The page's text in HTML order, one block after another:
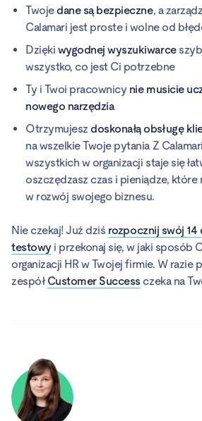
Twoje dane są bezpieczne, a
Calamari jest proste i wolne od
Dzięki wygodnej wyszukiwarce
wszystko, co jest Ci potrzebne
Ty i Twoi pracownicy nie musicie
nowego narzędzia
Otrzymujesz doskonałą obsługę
na wszelkie Twoje pytania Z
wszystkich w organizacji staje się
oszczędzasz czas i pieniądze,
w rozwój swojego biznesu.
Nie czekaj! Już dziś rozpocznij swój
testowy i przekonaj się, w jaki sposób
organizacji HR w Twojej firmie. W razie
zespół Customer Success czeka na